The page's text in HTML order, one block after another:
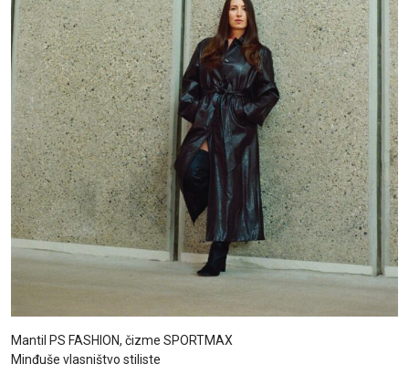
Mantil PS FASHION, čizme SPORTMAX
Minđuše vlasništvo stiliste